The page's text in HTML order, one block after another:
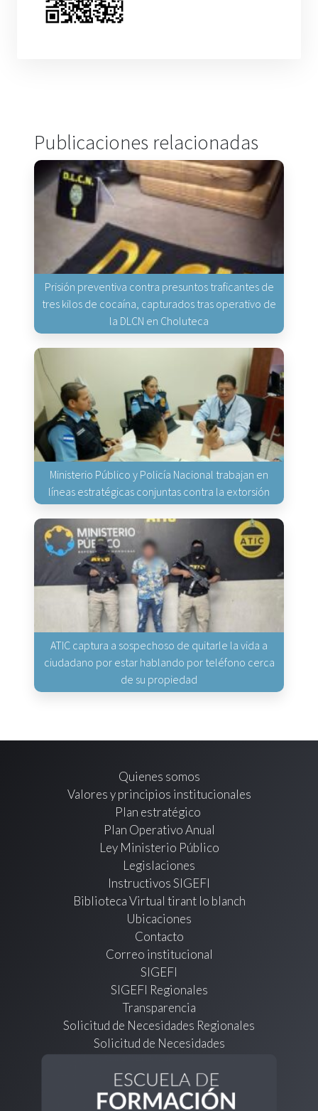
Publicaciones relacionadas
Prisión preventiva contra presuntos traficantes de
tres kilos de cocaína, capturados tras operativo de
la DLCN en Choluteca
Ministerio Público y Policía Nacional trabajan en
líneas estratégicas conjuntas contra la extorsión
ATIC captura a sospechoso de quitarle la vida a
ciudadano por estar hablando por teléfono cerca
de su propiedad
Quienes somos
Valores y principios institucionales
Plan estratégico
Plan Operativo Anual
Ley Ministerio Público
Legislaciones
Instructivos SIGEFI
Biblioteca Virtual tirant lo blanch
Ubicaciones
Contacto
Correo institucional
SIGEFI
SIGEFI Regionales
Transparencia
Solicitud de Necesidades Regionales
Solicitud de Necesidades